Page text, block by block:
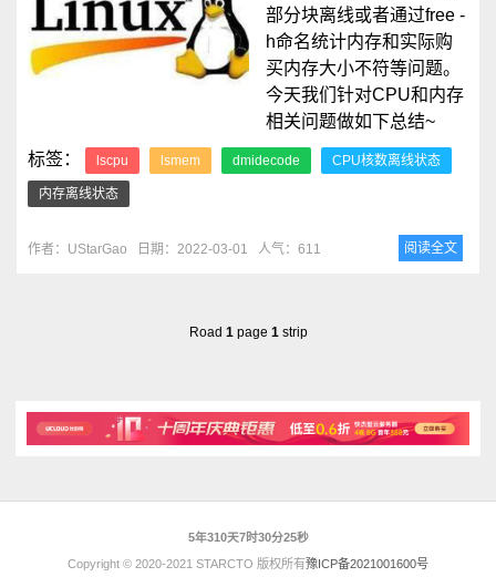
部分块离线或者通过free -
h命名统计内存和实际购
买内存大小不符等问题。
今天我们针对CPU和内存
相关问题做如下总结~
标签：
lscpu lsmem dmidecode CPU核数离线状态
内存离线状态
作者：UStarGao 日期：2022-03-01 人气：611 阅读全文
Road 1page 1strip
5年310天7时30分25秒
Copyright © 2020-2021 STARCTO 版权所有豫ICP备2021001600号